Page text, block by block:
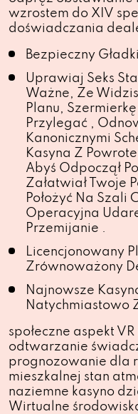
wzrostem do XIV
doświadczania
Bezpieczny
Uprawiaj Seks
Ważne, Że
Planu,
Przylegać ,
Kanonicznymi
Kasyna Z
Abyś Odpoczął
Załatwiał Twoje
Położyć Na Szali
Operacyjna
Przemijanie .
Licencjonowany
Zrównoważony
Najnowsze
Natychmiastowo
społeczne aspekt
odtwarzanie
prognozowanie dla
mieszkalnej stan
naziemne kasyno
Wirtualne